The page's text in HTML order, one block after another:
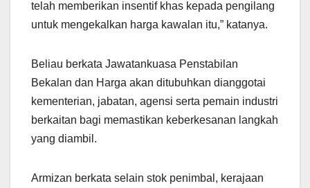
telah memberikan insentif khas kepada pengilang
untuk mengekalkan harga kawalan itu,” katanya.
Beliau berkata Jawatankuasa Penstabilan
Bekalan dan Harga akan ditubuhkan dianggotai
kementerian, jabatan, agensi serta pemain industri
berkaitan bagi memastikan keberkesanan langkah
yang diambil.
Armizan berkata selain stok penimbal, kerajaan